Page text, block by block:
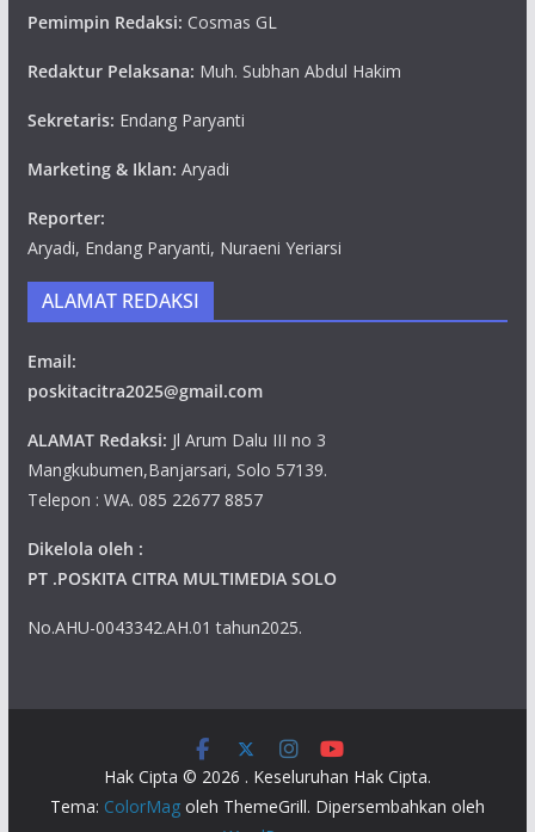
Pemimpin Redaksi: Cosmas GL
Redaktur Pelaksana: Muh. Subhan Abdul Hakim
Sekretaris: Endang Paryanti
Marketing & Iklan: Aryadi
Reporter:
Aryadi, Endang Paryanti, Nuraeni Yeriarsi
ALAMAT REDAKSI
Email:
poskitacitra2025@gmail.com
ALAMAT Redaksi: Jl Arum Dalu III no 3
Mangkubumen,Banjarsari, Solo 57139.
Telepon : WA. 085 22677 8857
Dikelola oleh :
PT .POSKITA CITRA MULTIMEDIA SOLO
No.AHU-0043342.AH.01 tahun2025.
Hak Cipta © 2026 . Keseluruhan Hak Cipta.
Tema: ColorMagoleh ThemeGrill. Dipersembahkan oleh